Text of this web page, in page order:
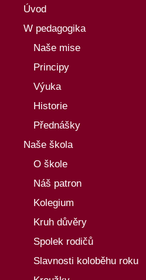
Úvod
W pedagogika
Naše mise
Principy
Výuka
Historie
Přednášky
Naše škola
O škole
Náš patron
Kolegium
Kruh důvěry
Spolek rodičů
Slavnosti koloběhu roku